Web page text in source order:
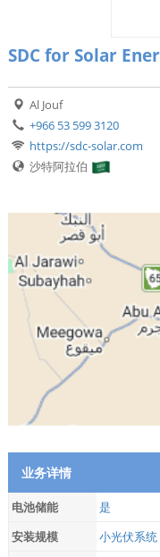
SDC for Solar
Al Jouf
+966 53 599 3120
https://sdc-solar.com
沙特阿拉伯
业务详情
电池储能
是
安装规模
小光伏系统